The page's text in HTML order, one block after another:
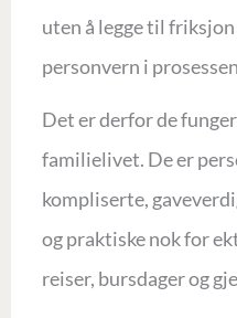
uten å legge til
personvern i
Det er derfor de
familielivet. De er
kompliserte,
og praktiske nok for
reiser, bursdager og